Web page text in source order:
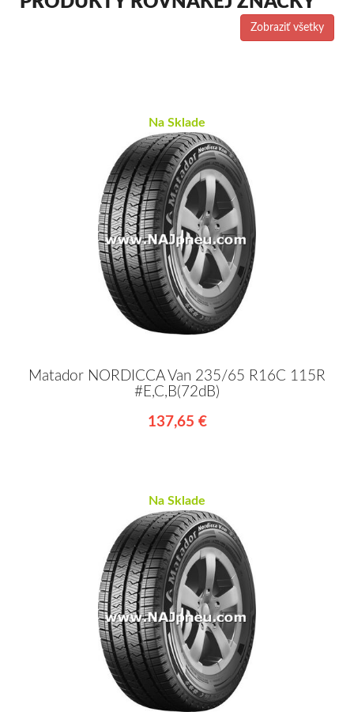
Zobraziť všetky
Na Sklade
Matador NORDICCA Van 235/65 R16C 115R
#E,C,B(72dB)
137,65 €
Na Sklade